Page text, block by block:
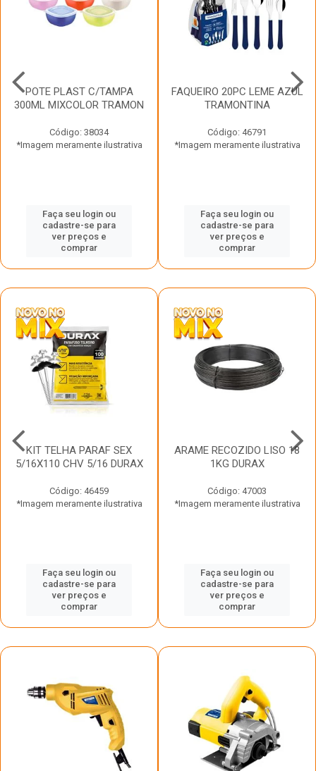
POTE PLAST C/TAMPA
300ML MIXCOLOR TRAMON
Código: 38034
*Imagem meramente ilustrativa
Faça seu login ou
cadastre-se para
ver preços e
comprar
FAQUEIRO 20PC LEME AZUL
TRAMONTINA
Código: 46791
*Imagem meramente ilustrativa
Faça seu login ou
cadastre-se para
ver preços e
comprar
KIT TELHA PARAF SEX
5/16X110 CHV 5/16 DURAX
Código: 46459
*Imagem meramente ilustrativa
Faça seu login ou
cadastre-se para
ver preços e
comprar
ARAME RECOZIDO LISO 18
1KG DURAX
Código: 47003
*Imagem meramente ilustrativa
Faça seu login ou
cadastre-se para
ver preços e
comprar